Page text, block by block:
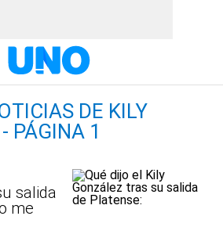
DE KILY
PÁGINA 1
salida
me